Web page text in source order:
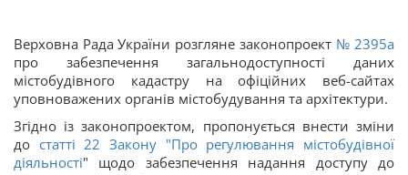
Верховна Рада України розгляне законопроект № 2395а
про забезпечення загальнодоступності даних
містобудівного кадастру на офіційних веб-сайтах
уповноважених органів містобудування та архітектури.
Згідно із законопроектом, пропонується внести зміни
до статті 22 Закону "Про регулювання містобудівної
діяльності" щодо забезпечення надання доступу до